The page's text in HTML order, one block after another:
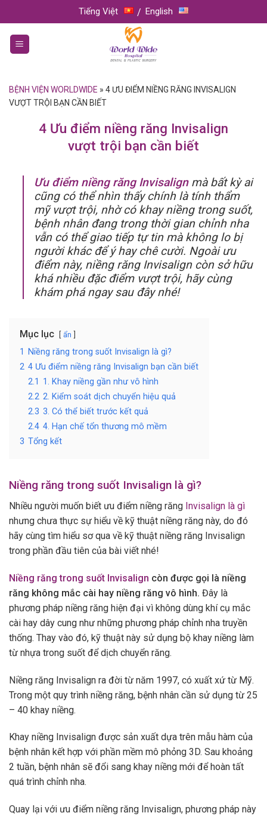
to
content
Tiếng Việt English
BỆNH VIỆN WORLDWIDE » 4 ƯU ĐIỂM NIỀNG RĂNG INVISALIGN
VƯỢT TRỘI BẠN CẦN BIẾT
4 Ưu điểm niềng răng Invisalign
vượt trội bạn cần biết
Ưu điểm niềng răng Invisalignmà bất kỳ ai
cũng có thể nhìn thấy chính là tính thẩm
mỹ vượt trội, nhờ có khay niềng trong suốt,
bệnh nhân đang trong thời gian chỉnh nha
vẫn có thể giao tiếp tự tin mà không lo bị
người khác để ý hay chê cười. Ngoài ưu
điểm này, niềng răng Invisalign còn sở hữu
khá nhiều đặc điểm vượt trội, hãy cùng
khám phá ngay sau đây nhé!
Mục lục ẩn
1
Niềng răng trong suốt Invisalign là gì?
2 4 Ưu điểm niềng răng Invisalign bạn cần biết
2.1 1. Khay niềng gần như vô hình
2.2 2. Kiểm soát dịch chuyển hiệu quả
2.3 3. Có thể biết trước kết quả
2.4 4. Hạn chế tổn thương mô mềm
3 Tổng kết
Niềng răng trong suốt Invisalign là gì?
Nhiều người muốn biết ưu điểm niềng răng Invisalign là gì
nhưng chưa thực sự hiểu về kỹ thuật niềng răng này, do đó
hãy cùng tìm hiểu sơ qua về kỹ thuật niềng răng Invisalign
trong phần đầu tiên của bài viết nhé!
Niềng răng trong suốt Invisalign còn được gọi là niềng
răng không mắc cài hay niềng răng vô hình. Đây là
phương pháp niềng răng hiện đại vì không dùng khí cụ mắc
cài hay dây cung như những phương pháp chỉnh nha truyền
thống. Thay vào đó, kỹ thuật này sử dụng bộ khay niềng làm
từ nhựa trong suốt để dịch chuyển răng.
Niềng răng Invisalign ra đời từ năm 1997, có xuất xứ từ Mỹ.
Trong một quy trình niềng răng, bệnh nhân cần sử dụng từ 25
– 40 khay niềng.
Khay niềng Invisalign được sản xuất dựa trên mẫu hàm của
bệnh nhân kết hợp với phần mềm mô phỏng 3D. Sau khoảng
2 tuần, bệnh nhân sẽ đổi sang khay niềng mới để hoàn tất
quá trình chỉnh nha.
Quay lại với ưu điểm niềng răng Invisalign, phương pháp này